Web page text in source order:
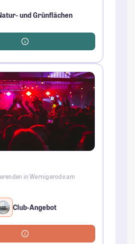
und Grünflächen
in Wernigerode am
Club-Angebot